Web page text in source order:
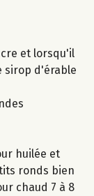
et lorsqu'il
sirop d'érable
huilée et
ronds bien
chaud 7 à 8